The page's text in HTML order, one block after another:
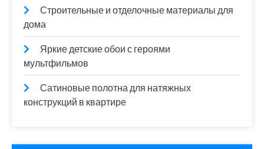
Строительные и отделочные материалы для
дома
Яркие детские обои с героями
мультфильмов
Сатиновые полотна для натяжных
конструкций в квартире